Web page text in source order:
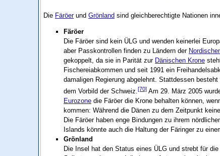
Die Färöerund Grönland sind gleichberechtigte Nationen
Färöer
Die Färöer sind kein ÜLG und wenden keinerlei
aber Passkontrollen finden zu Ländern der
gekoppelt, da sie in Parität zur Dänischen Krone
Fischereiabkommen und seit 1991 ein
damaligen Regierung abgelehnt. Stattdessen
dem Vorbild der Schweiz.[70] Am 29. März 2005
Eurozone die Färöer die Krone behalten können,
kommen: Während die Dänen zu dem Zeitpunkt
Die Färöer haben enge Bindungen zu ihrem
Islands könnte auch die Haltung der Färinger zu
Grönland
Die Insel hat den Status eines ÜLG und strebt für